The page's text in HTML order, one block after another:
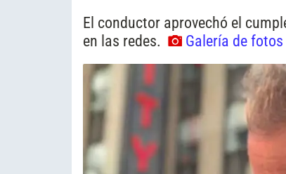
El conductor aprovechó el
en las redes.
Galería de fotos